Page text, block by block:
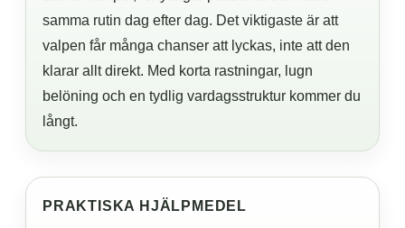
samma rutin dag efter dag. Det viktigaste är att
valpen får många chanser att lyckas, inte att den
klarar allt direkt. Med korta rastningar, lugn
belöning och en tydlig vardagsstruktur kommer du
långt.
PRAKTISKA HJÄLPMEDEL